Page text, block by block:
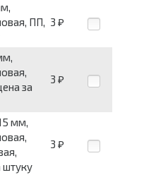
ПП, 3 ₽
за
3 ₽
мм,
штуку
3 ₽